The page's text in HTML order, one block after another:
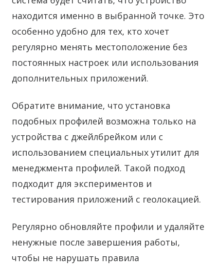
находится именно в выбранной точке. Это
особенно удобно для тех, кто хочет
регулярно менять местоположение без
постоянных настроек или использования
дополнительных приложений.
Обратите внимание, что установка
подобных профилей возможна только на
устройства с джейлбрейком или с
использованием специальных утилит для
менеджмента профилей. Такой подход
подходит для экспериментов и
тестирования приложений с геолокацией.
Регулярно обновляйте профили и удаляйте
ненужные после завершения работы,
чтобы не нарушать правила